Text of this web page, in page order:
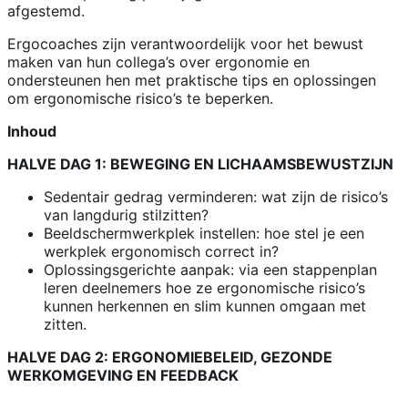
afgestemd.
Ergocoaches zijn verantwoordelijk voor het bewust
maken van hun collega’s over ergonomie en
ondersteunen hen met praktische tips en oplossingen
om ergonomische risico’s te beperken.
Inhoud
HALVE DAG 1: BEWEGING EN LICHAAMSBEWUSTZIJN
Sedentair gedrag verminderen: wat zijn de risico’s
van langdurig stilzitten?
Beeldschermwerkplek instellen: hoe stel je een
werkplek ergonomisch correct in?
Oplossingsgerichte aanpak: via een stappenplan
leren deelnemers hoe ze ergonomische risico’s
kunnen herkennen en slim kunnen omgaan met
zitten.
HALVE DAG 2: ERGONOMIEBELEID, GEZONDE
WERKOMGEVING EN FEEDBACK